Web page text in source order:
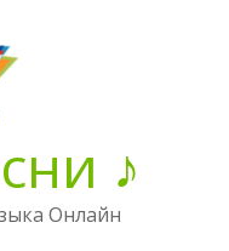
♪
Онлайн